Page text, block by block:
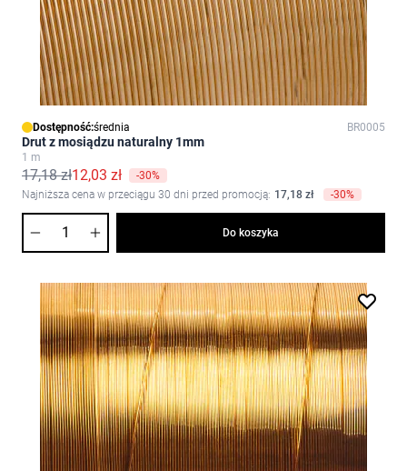
Dostępność:średnia BR0005
Drut z mosiądzu naturalny 1mm
1 m
17,18 zł12,03 zł
-30%
Najniższa cena w przeciągu 30 dni przed promocją: 17,18 zł -30%
Do koszyka